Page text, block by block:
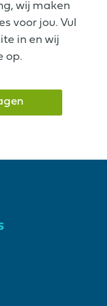
wij maken
voor jou. Vul
in en wij
op.